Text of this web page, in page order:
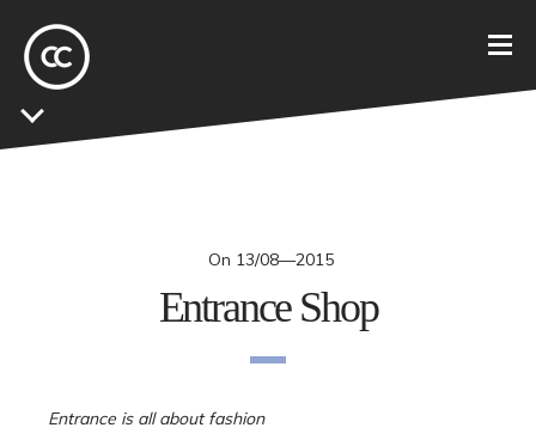
On 13/08—2015
Entrance Shop
Entrance is all about fashion